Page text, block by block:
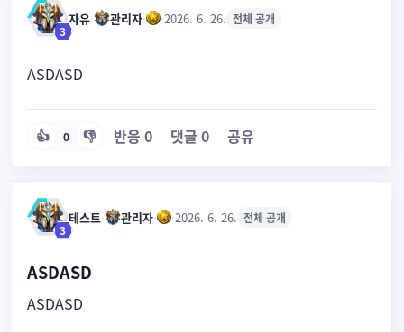
3
자유· 관리자· ·2026. 6. 26. 전체 공개
ASDASD
👍 0 👎 반응 0 댓글 0 공유
3
테스트· 관리자· ·2026. 6. 26. 전체 공개
ASDASD
ASDASD